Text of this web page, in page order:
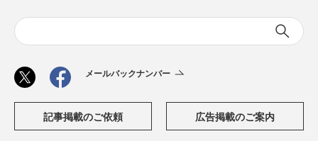
メールバックナンバー
記事掲載のご依頼 広告掲載のご案内